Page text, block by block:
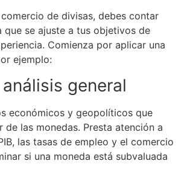
de divisas, debes contar
que se ajuste a tus objetivos de
Comienza por aplicar una
ejemplo:
general
económicos y geopolíticos que
de las monedas. Presta atención a
las tasas de empleo y el comercio
si una moneda está subvaluada